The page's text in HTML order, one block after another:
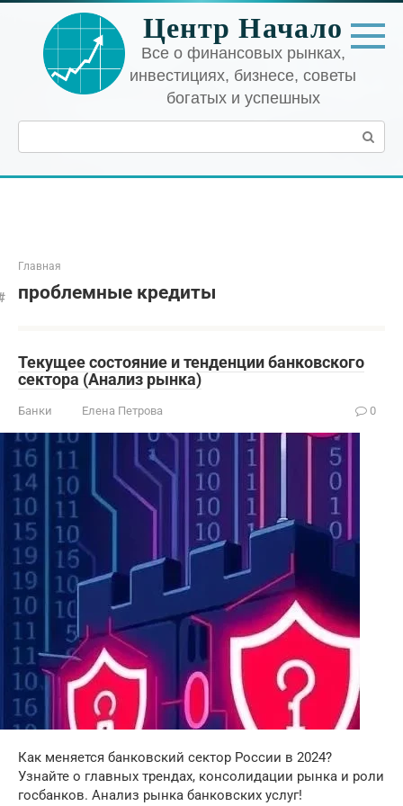
Перейти
контенту
Центр Начало
Все о финансовых рынках,
инвестициях, бизнесе, советы
богатых и успешных
Поиск:
Главная
проблемные кредиты
Текущее состояние и тенденции банковского
сектора (Анализ рынка)
Банки Елена Петрова 0
Как меняется банковский сектор России в 2024?
Узнайте о главных трендах, консолидации рынка и роли
госбанков. Анализ рынка банковских услуг!